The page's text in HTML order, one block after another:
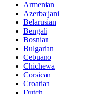
Armenian
Azerbaijani
Belarusian
Bengali
Bosnian
Bulgarian
Cebuano
Chichewa
Corsican
Croatian
Dutch